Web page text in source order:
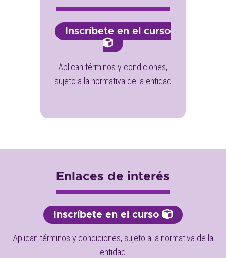
Inscríbete en el curso
Aplican términos y condiciones,
sujeto a la normativa de la entidad
Enlaces de interés
Inscríbete en el curso
Aplican términos y condiciones, sujeto a la normativa de la
entidad